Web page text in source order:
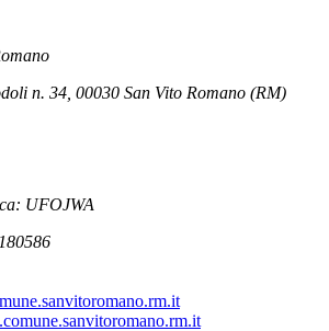
n. 34, 00030 San Vito Romano (RM)
UFOJWA